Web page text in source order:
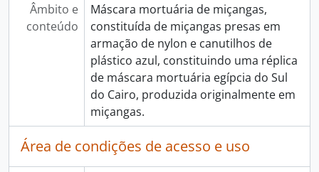
Âmbito e
conteúdo
Máscara mortuária de miçangas,
constituída de miçangas presas em
armação de nylon e canutilhos de
plástico azul, constituindo uma réplica
de máscara mortuária egípcia do Sul
do Cairo, produzida originalmente em
miçangas.
Área de condições de acesso e uso